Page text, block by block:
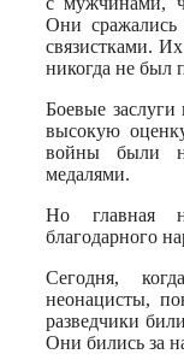
Они сражались
связистками.
никогда не был
Боевые
высокую
войны были
медалями.
Но главная
благодарного
Сегодня,
неонацисты,
разведчики
Они бились за